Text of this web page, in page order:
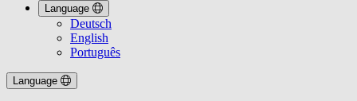
Language
Deutsch
English
Português
Language